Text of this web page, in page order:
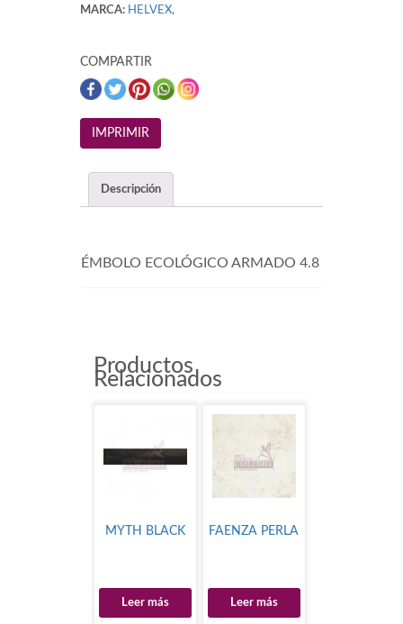
MARCA: HELVEX,
COMPARTIR
Descripción
ÉMBOLO ECOLÓGICO ARMADO 4.8
Productos
Relacionados
MYTH BLACK
Leer más
FAENZA PERLA
Leer más